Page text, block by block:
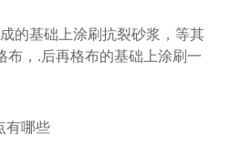
的基础上涂刷抗裂砂浆，等其
，.后再格布的基础上涂刷一
有哪些